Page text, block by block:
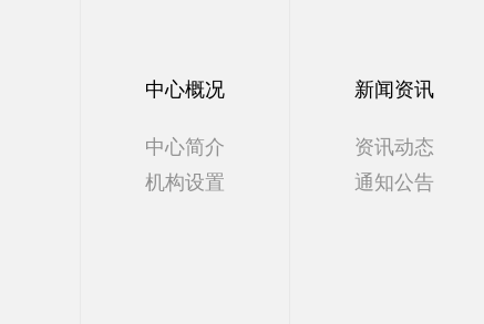
中心概况
中心简介
机构设置
新闻资讯
资讯动态
通知公告